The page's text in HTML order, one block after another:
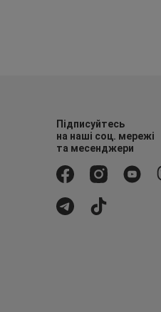
Підписуйтесь
на наші соц. мережі
та месенджери